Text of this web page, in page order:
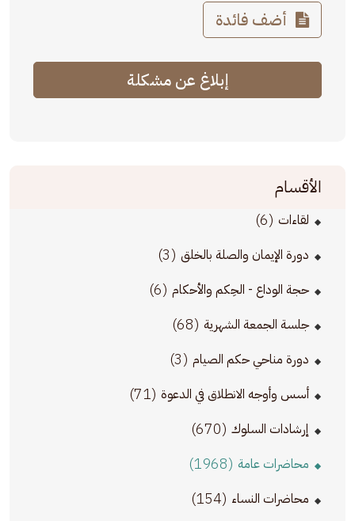
أضف فائدة
إبلاغ عن مشكلة
الأقسام
لقاءات (6)
دورة الإيمان والصلة بالخلق (3)
حجة الوداع - الحِكم والأحكام (6)
جلسة الجمعة الشهرية (68)
دورة مناحي حكم الصيام (3)
أسس وأوجه الانطلاق في الدعوة (71)
إرشادات السلوك (670)
محاضرات عامة (1968)
محاضرات النساء (154)